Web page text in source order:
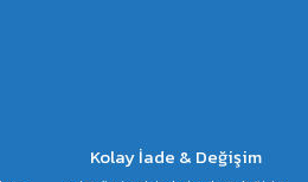
Kolay İade & Değişim